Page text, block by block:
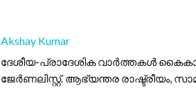
Akshay Kumar
ദേശീയ-പ്രാദേശിക വാർത്തകൾ
ജേർണലിസ്റ്റ്. ആഭ്യന്തര രാഷ്ട്രീയം,